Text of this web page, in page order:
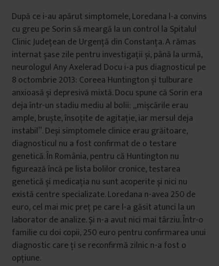
După ce i-au apărut simptomele, Loredana l-a convins
cu greu pe Sorin să meargă la un control la Spitalul
Clinic Județean de Urgență din Constanța. A rămas
internat șase zile pentru investigații și, până la urmă,
neurologul Any Axelerad Docu i-a pus diagnosticul pe
8 octombrie 2013: Coreea Huntington și tulburare
anxioasă și depresivă mixtă. Docu spune că Sorin era
deja într-un stadiu mediu al bolii: „mișcările erau
ample, bruște, însoțite de agitație, iar mersul deja
instabil”. Deși simptomele clinice erau grăitoare,
diagnosticul nu a fost confirmat de o testare
genetică. În România, pentru că Huntington nu
figurează încă pe lista bolilor cronice, testarea
genetică și medicația nu sunt acoperite și nici nu
există centre specializate. Loredana n-avea 250 de
euro, cel mai mic preț pe care l-a găsit atunci la un
laborator de analize. Și n-a avut nici mai târziu. Într-o
familie cu doi copii, 250 euro pentru confirmarea unui
diagnostic care ți se reconfirmă zilnic n-a fost o
opțiune.